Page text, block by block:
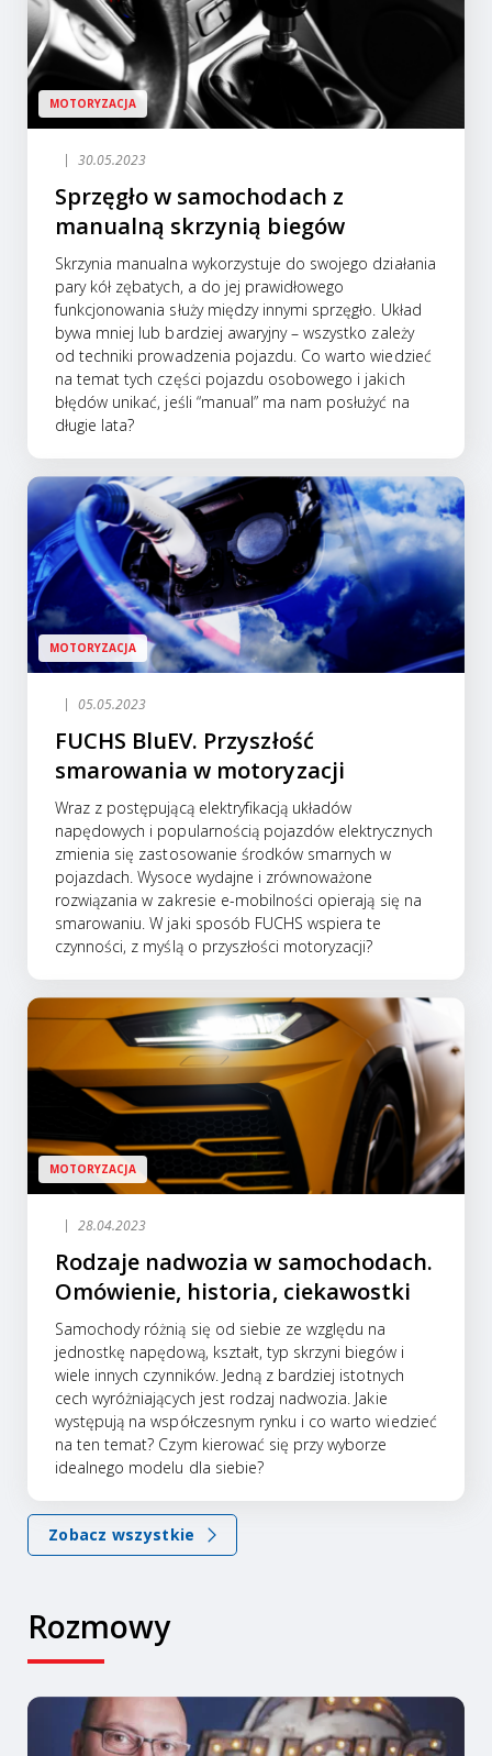
Zobacz wszystkie
MOTORYZACJA
30.05.2023
Sprzęgło w samochodach z
manualną skrzynią biegów
Skrzynia manualna wykorzystuje do swojego działania
pary kół zębatych, a do jej prawidłowego
funkcjonowania służy między innymi sprzęgło. Układ
bywa mniej lub bardziej awaryjny – wszystko zależy
od techniki prowadzenia pojazdu. Co warto wiedzieć
na temat tych części pojazdu osobowego i jakich
błędów unikać, jeśli “manual” ma nam posłużyć na
długie lata?
MOTORYZACJA
05.05.2023
FUCHS BluEV. Przyszłość
smarowania w motoryzacji
Wraz z postępującą elektryfikacją układów
napędowych i popularnością pojazdów elektrycznych
zmienia się zastosowanie środków smarnych w
pojazdach. Wysoce wydajne i zrównoważone
rozwiązania w zakresie e-mobilności opierają się na
smarowaniu. W jaki sposób FUCHS wspiera te
czynności, z myślą o przyszłości motoryzacji?
MOTORYZACJA
28.04.2023
Rodzaje nadwozia w samochodach.
Omówienie, historia, ciekawostki
Samochody różnią się od siebie ze względu na
jednostkę napędową, kształt, typ skrzyni biegów i
wiele innych czynników. Jedną z bardziej istotnych
cech wyróżniających jest rodzaj nadwozia. Jakie
występują na współczesnym rynku i co warto wiedzieć
na ten temat? Czym kierować się przy wyborze
idealnego modelu dla siebie?
Rozmowy